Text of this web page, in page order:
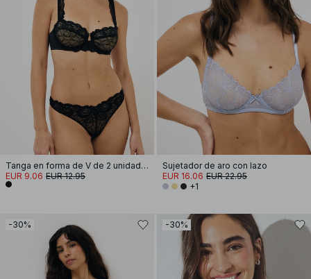
Tanga en forma de V de 2 unidades
EUR 9.06 EUR 12.95
Sujetador de aro con lazo
EUR 16.06 EUR 22.95
+1
-30% -30%